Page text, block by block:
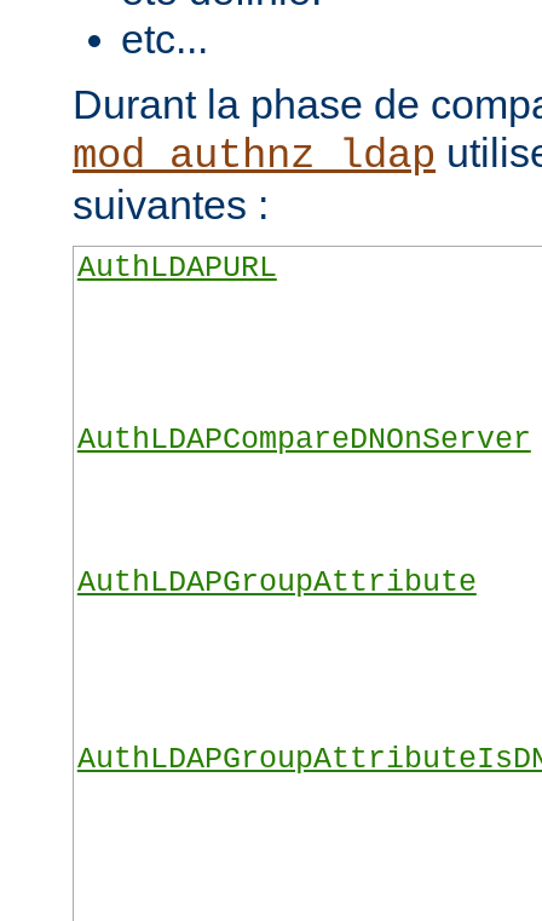
etc...
Durant la phase de
mod_authnz_ldap
suivantes :
AuthLDAPURL
AuthLDAPCompareDNOnServer
AuthLDAPGroupAttribute